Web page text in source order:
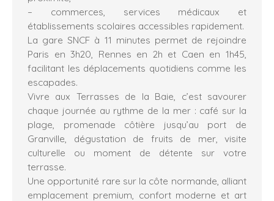
– commerces, services médicaux et
établissements scolaires accessibles rapidement.
La gare SNCF à 11 minutes permet de rejoindre
Paris en 3h20, Rennes en 2h et Caen en 1h45,
facilitant les déplacements quotidiens comme les
escapades.
Vivre aux Terrasses de la Baie, c’est savourer
chaque journée au rythme de la mer : café sur la
plage, promenade côtière jusqu’au port de
Granville, dégustation de fruits de mer, visite
culturelle ou moment de détente sur votre
terrasse.
Une opportunité rare sur la côte normande, alliant
emplacement premium, confort moderne et art